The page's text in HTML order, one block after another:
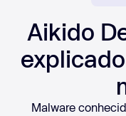
Aikido
Malware